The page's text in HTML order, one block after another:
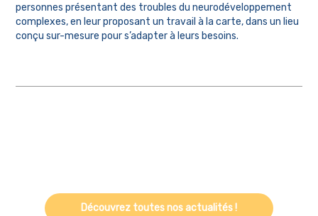
personnes présentant des troubles du neurodéveloppement
complexes, en leur proposant un travail à la carte, dans un lieu
conçu sur-mesure pour s’adapter à leurs besoins.
Découvrez toutes nos actualités !